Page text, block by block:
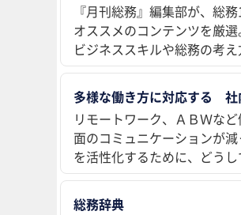
『月刊総務』編集部が、総
オススメのコンテンツを厳
ビジネススキルや総務の考
多様な働き方に対応する 社
リモートワーク、ＡＢＷな
面のコミュニケーションが
を活性化するために、どうし
総務辞典